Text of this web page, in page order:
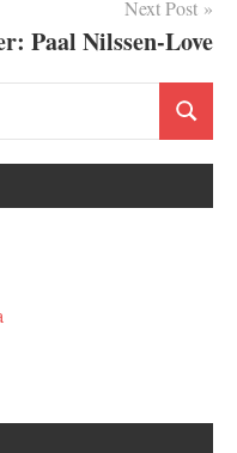
Next Post
Paal Nilssen-Love